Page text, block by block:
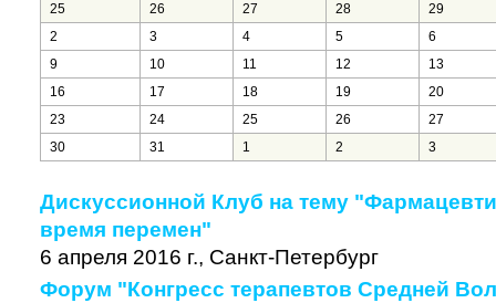
25
26 27 28
29
2
3 4 5
6
9
10 11 12
13
16
17 18 19
20
23
24 25 26
27
30
31 1 2 3
Дискуссионной Клуб на тему
время перемен"
6 апреля 2016 г., Санкт-Петербург
Форум "Конгресс терапевтов Средней